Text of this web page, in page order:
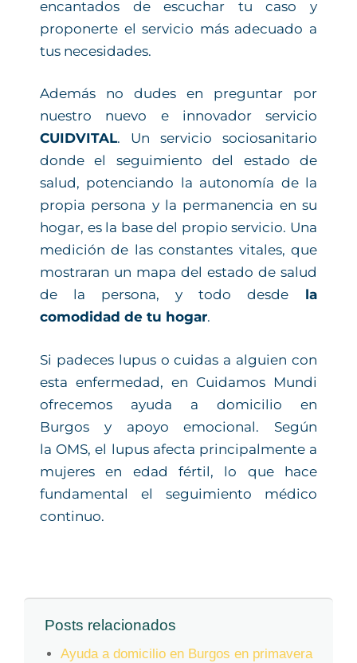
encantados de escuchar tu caso y
proponerte el servicio más adecuado a
tus necesidades.
Además no dudes en preguntar por
nuestro nuevo e innovador servicio
CUIDVITAL. Un servicio sociosanitario
donde el seguimiento del estado de
salud, potenciando la autonomía de la
propia persona y la permanencia en su
hogar, es la base del propio servicio. Una
medición de las constantes vitales, que
mostraran un mapa del estado de salud
de la persona, y todo desde la
comodidad de tu hogar.
Si padeces lupus o cuidas a alguien con
esta enfermedad, en Cuidamos Mundi
ofrecemos ayuda a domicilio en
Burgos y apoyo emocional. Según
la OMS, el lupus afecta principalmente a
mujeres en edad fértil, lo que hace
fundamental el seguimiento médico
continuo.
Posts relacionados
Ayuda a domicilio en Burgos en primavera